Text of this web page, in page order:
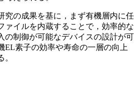
究の成果を基に，まず有機層内に任
ァイルを内蔵することで，効率的な
の制御が可能なデバイスの設計が可
EL素子の効率や寿命の一層の向上